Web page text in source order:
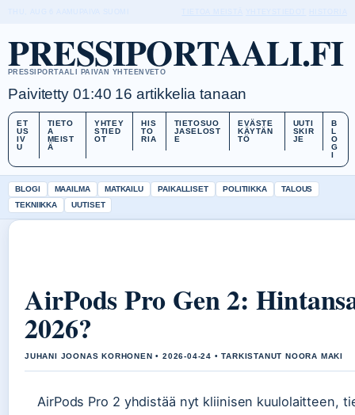
PRESSIPORTAALI.FI
PRESSIPORTAALI PAIVAN YHTEENVETO
Paivitetty 01:40 16 artikkelia tanaan
ET
US
IV
U
TIETO
A
MEIST
Ä
YHTEY
STIED
OT
HIS
TO
RIA
TIETOSUO
JASELOST
E
EVÄSTE
KÄYTÄN
TÖ
UUTI
SKIR
JE
B
L
O
G
I
BLOGI MAAILMA MATKAILU PAIKALLISET POLITIIKKA
TALOUS
TEKNIIKKA
UUTISET
AirPods Pro Gen 2:
2026?
JUHANI JOONAS KORHONEN • 2026-04-24 • TARKISTANUT NOORA MAKI
AirPods Pro 2 yhdistää nyt kliinisen kuulolaitteen,